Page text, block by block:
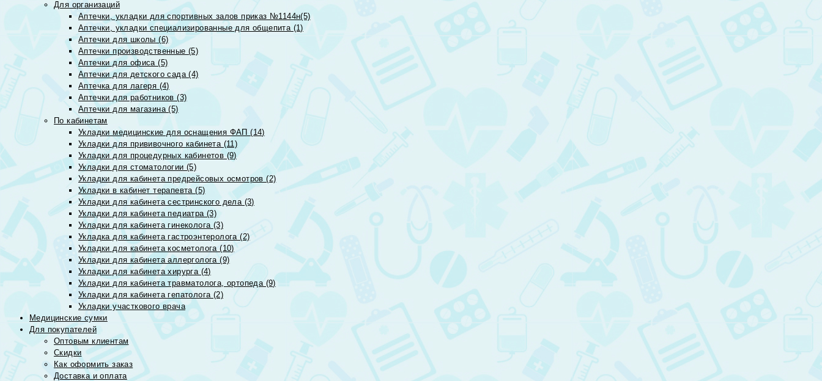
Для организаций
Аптечки, укладки для спортивных залов приказ №1144н(5)
Аптечки, укладки специализированные для общепита (1)
Аптечки для школы (6)
Аптечки производственные (5)
Аптечки для офиса (5)
Аптечки для детского сада (4)
Аптечка для лагеря (4)
Аптечки для работников (3)
Аптечки для магазина (5)
По кабинетам
Укладки медицинские для оснащения ФАП (14)
Укладки для прививочного кабинета (11)
Укладки для процедурных кабинетов (9)
Укладки для стоматологии (5)
Укладки для кабинета предрейсовых осмотров (2)
Укладки в кабинет терапевта (5)
Укладки для кабинета сестринского дела (3)
Укладки для кабинета педиатра (3)
Укладки для кабинета гинеколога (3)
Укладка для кабинета гастроэнтеролога (2)
Укладки для кабинета косметолога (10)
Укладки для кабинета аллерголога (9)
Укладки для кабинета хирурга (4)
Укладки для кабинета травматолога, ортопеда (9)
Укладки для кабинета гепатолога (2)
Укладки участкового врача
Медицинские сумки
Для покупателей
Оптовым клиентам
Скидки
Как оформить заказ
Доставка и оплата